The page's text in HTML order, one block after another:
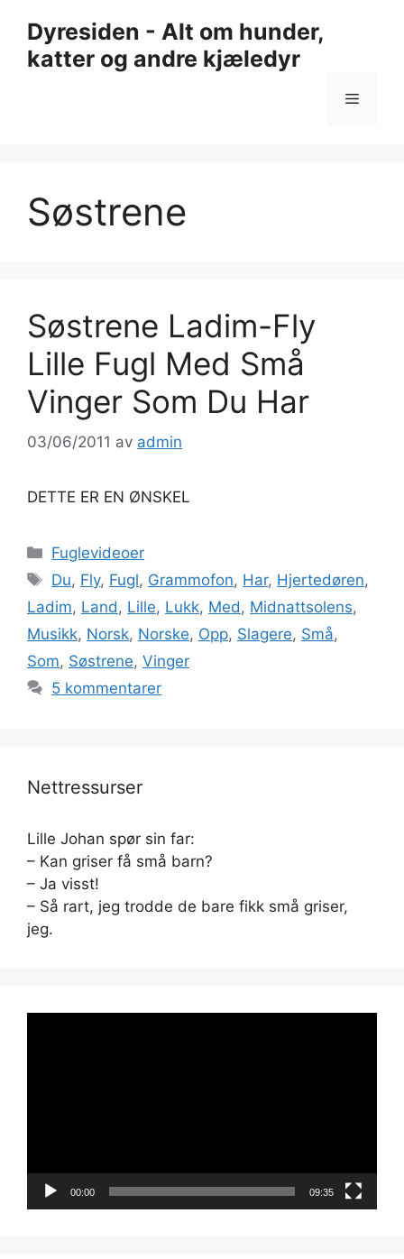
innhold
Dyresiden - Alt om hunder,
katter og andre kjæledyr
Meny
Søstrene
Søstrene Ladim-Fly
Lille Fugl Med Små
Vinger Som Du Har
03/06/2011 av admin
DETTE ER EN ØNSKEL
Kategorier
Fuglevideoer
Stikkord
Du, Fly, Fugl, Grammofon, Har, Hjertedøren,
Ladim, Land , Lille, Lukk, Med , Midnattsolens,
Musikk, Norsk, Norske, Opp, Slagere, Små,
Som, Søstrene, Vinger
5 kommentarer
Nettressurser
Lille Johan spør sin far:
– Kan griser få små barn?
– Ja visst!
– Så rart, jeg trodde de bare fikk små griser,
jeg.
00:00 09:35